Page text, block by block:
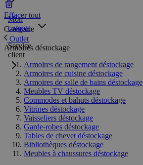
Mon
compte
Service
client
Effacer tout
Catégorie
Outlet
Armoires déstockage
Armoires de rangement déstockage
Armoires de cuisine déstockage
Armoires de salle de bains déstockage
Meubles TV déstockage
Commodes et bahuts déstockage
Vitrines déstockage
Vaisseliers déstockage
Garde-robes déstockage
Tables de chevet déstockage
Bibliothèques déstockage
Meubles à chaussures déstockage